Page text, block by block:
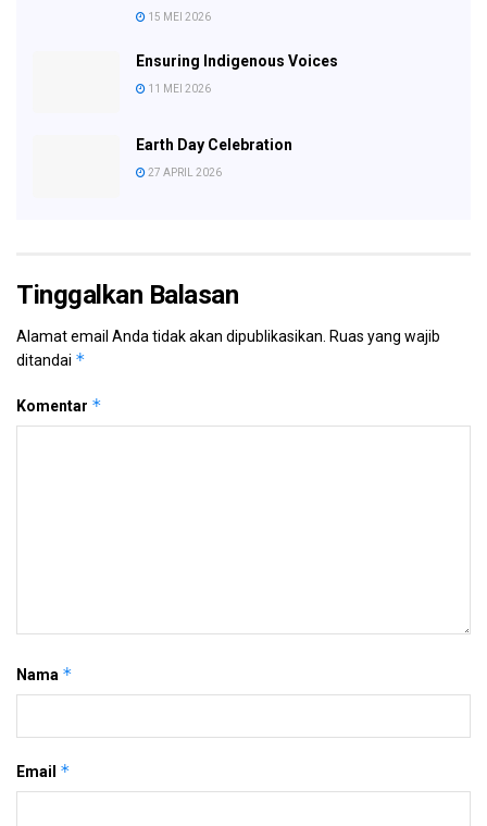
15 MEI 2026
Ensuring Indigenous Voices
11 MEI 2026
Earth Day Celebration
27 APRIL 2026
Tinggalkan Balasan
Alamat email Anda tidak akan dipublikasikan. Ruas yang wajib
ditandai *
Komentar *
Nama *
Email *